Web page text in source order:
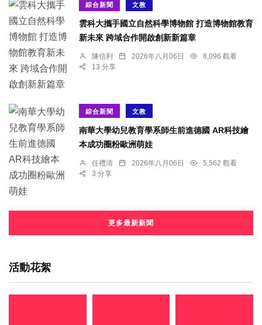
綜合新聞 文教
雲科大攜手國立自然科學博物館 打造博物館教育
新未來 跨域合作開啟創新新篇章
陳信利 2026年八月06日
8,096 觀看
13 分享
綜合新聞 文教
南華大學幼兒教育學系師生前進德國 AR科技繪
本成功圈粉歐洲萌娃
任禮清 2026年八月06日
5,562 觀看
3 分享
更多最新新聞
活動花絮